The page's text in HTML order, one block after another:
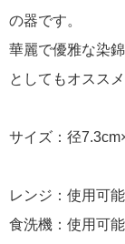
の器です。
華麗で優雅な染
としてもオススメ
サイズ：径
レンジ：使用可能
食洗機：使用可能